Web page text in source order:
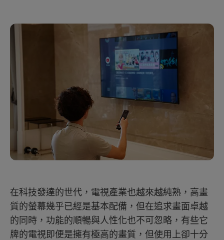
在科技發達的世代，電視產業也越來越純熟，高畫
質的螢幕幾乎已經是基本配備，但在追求畫面卓越
的同時，功能的順暢與人性化也不可忽略，有些它
牌的電視即便是擁有極高的畫質，但使用上卻十分